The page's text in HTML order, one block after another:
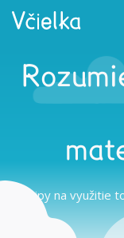
Tipy na využitie